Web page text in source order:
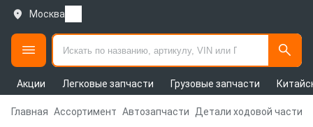
Москва
Акции Легковые запчасти Грузовые запчасти
Главная Ассортимент Автозапчасти Детали ходовой части и